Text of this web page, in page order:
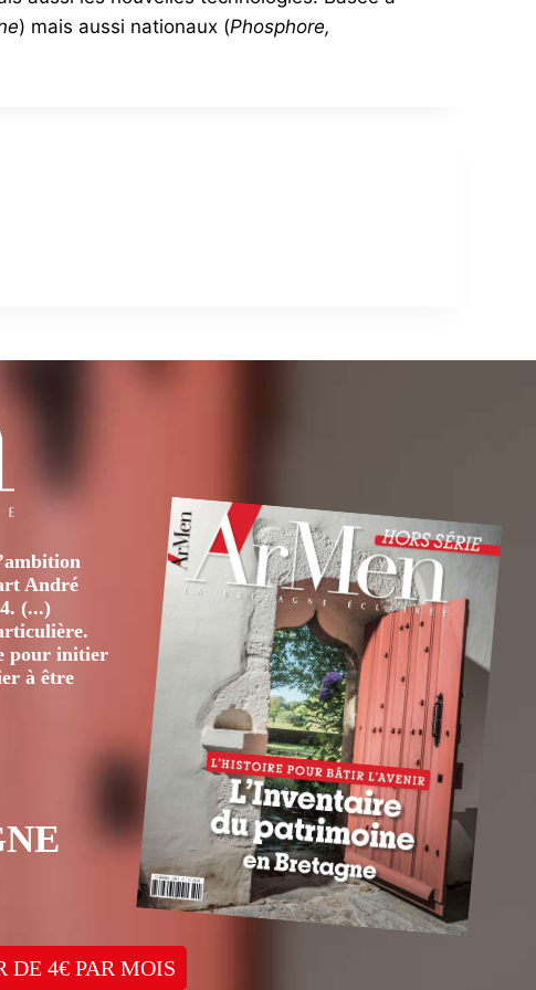
) mais aussi nationaux (Phosphore,
André
(...)
pour initier
à être
DE 4€ PAR MOIS